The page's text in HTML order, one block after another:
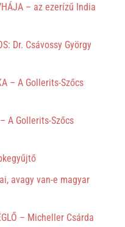
– az ezerízű India
Dr. Csávossy György
– A Gollerits-Szőcs
A Gollerits-Szőcs
avagy van-e magyar
– Micheller Csárda